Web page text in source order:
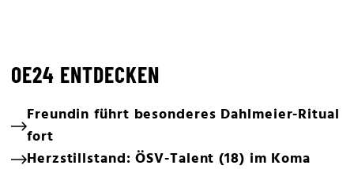
OE24 ENTDECKEN
Freundin führt besonderes Dahlmeier-Ritual
fort
Herzstillstand: ÖSV-Talent (18) im Koma